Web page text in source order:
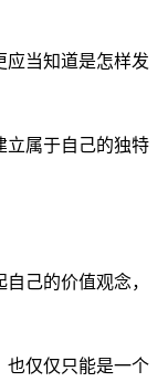
当知道是怎样发
立属于自己的独特
己的价值观念，
也仅仅只能是一个